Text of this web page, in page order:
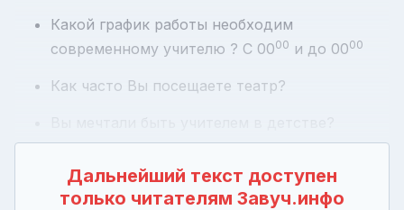
Какой график работы необходим
современному учителю ? С 0000 и до 0000
Как часто Вы посещаете театр?
Дальнейший текст доступен
только читателям Завуч.инфо